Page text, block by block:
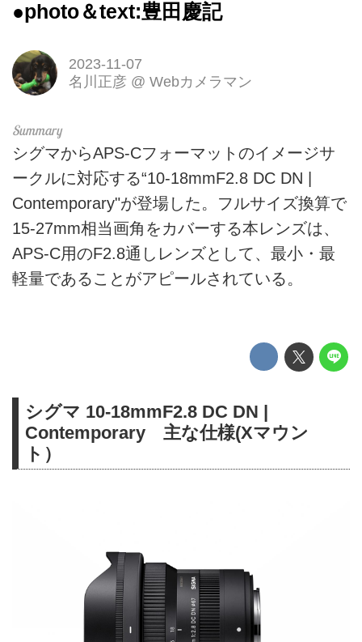
●photo＆text:豊田慶記
2023-11-07
名川正彦 @ Webカメラマン
シグマからAPS-Cフォーマットのイメージサ
ークルに対応する“10-18mmF2.8 DC DN |
Contemporary"が登場した。フルサイズ換算で
15-27mm相当画角をカバーする本レンズは、
APS-C用のF2.8通しレンズとして、最小・最
軽量であることがアピールされている。
シグマ 10-18mmF2.8 DC DN |
Contemporary 主な仕様(Xマウン
ト）